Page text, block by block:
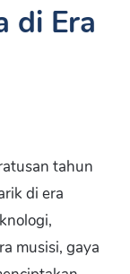
di Era
tahun
di era
musisi, gaya